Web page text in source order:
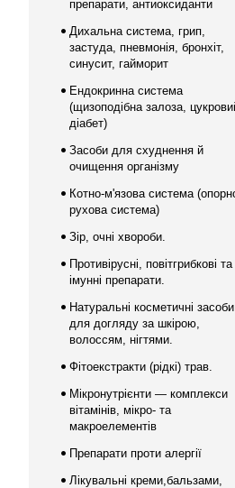
препарати, антиоксиданти
Дихальна система, грип,
застуда, пневмонія, бронхіт,
синусит, гайморит
Ендокринна система
(щизоподібна залоза,
діабет)
Засоби для схуднення й
очищення організму
Котно-м'язова система
рухова система)
Зір, очні хвороби.
Противірусні, повітгрибкові та
імунні препарати.
Натуральні косметичні засоби
для догляду за шкірою,
волоссям, нігтями.
Фітоекстракти (рідкі) трав.
Мікронутрієнти — комплекси
вітамінів, мікро- та
макроелементів
Препарати проти алергії
Лікувальні креми,бальзами,